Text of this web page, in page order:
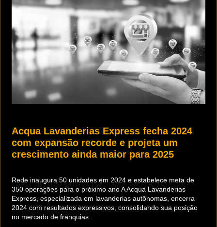
Acqua Lavanderias Express fecha 2024
com expansão recorde e projeta um
crescimento ainda maior para 2025
Rede inaugura 50 unidades em 2024 e estabelece meta de
350 operações para o próximo ano A Acqua Lavanderias
Express, especializada em lavanderias autônomas, encerra
2024 com resultados expressivos, consolidando sua posição
no mercado de franquias.